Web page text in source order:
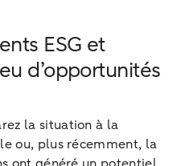
ESG et
d’opportunités
la situation à la
ou, plus récemment, la